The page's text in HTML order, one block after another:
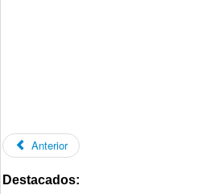
Anterior
Destacados: